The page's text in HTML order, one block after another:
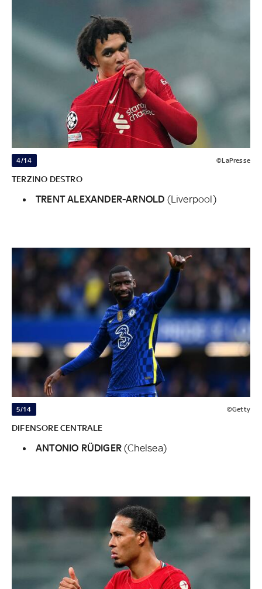
4/14 ©LaPresse
TERZINO DESTRO
TRENT ALEXANDER-ARNOLD (Liverpool)
5/14 ©Getty
DIFENSORE CENTRALE
ANTONIO RÜDIGER (Chelsea)